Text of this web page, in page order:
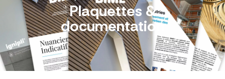
Plaquettes &
documentation